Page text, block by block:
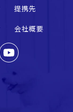
提携先
会社概要